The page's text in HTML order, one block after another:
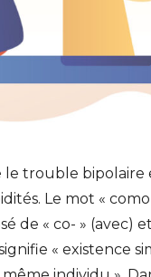
le trouble
Le mot «
de « co- » (avec)
« existence